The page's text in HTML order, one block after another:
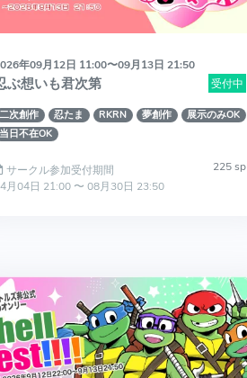
年09月12日 11:00〜09月13日 21:50
受付中
ぶ想いも君次第
二次創作 忍たま RKRN 夢創作
展示のみOK
当日不在OK
225 sp
サークル参加受付期間
月04日 21:00 〜 08月30日 23:50